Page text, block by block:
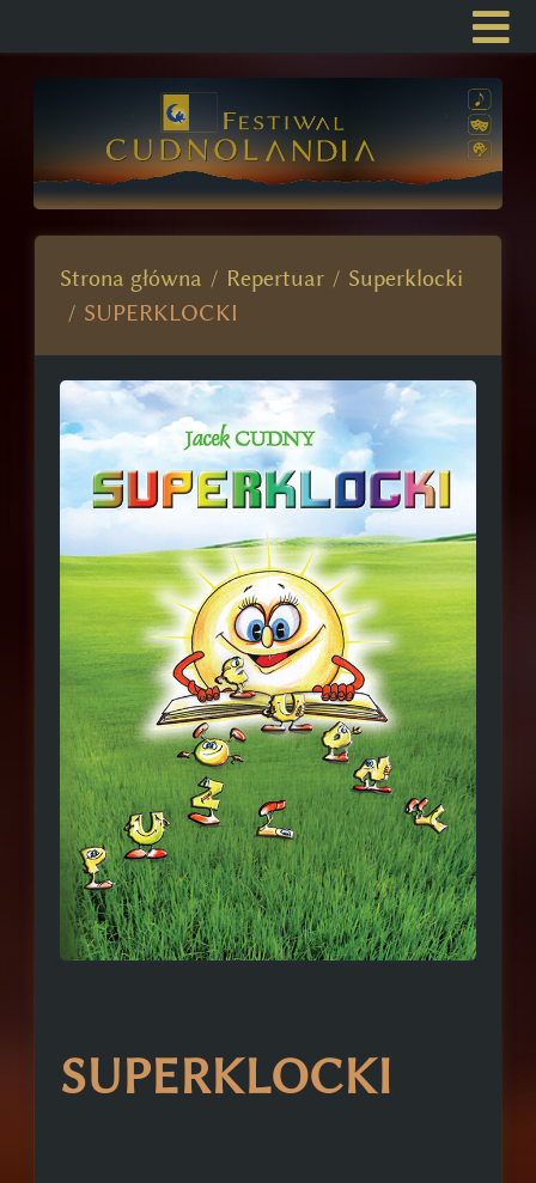
Strona główna Repertuar
Superklocki
SUPERKLOCKI
SUPERKLOCKI